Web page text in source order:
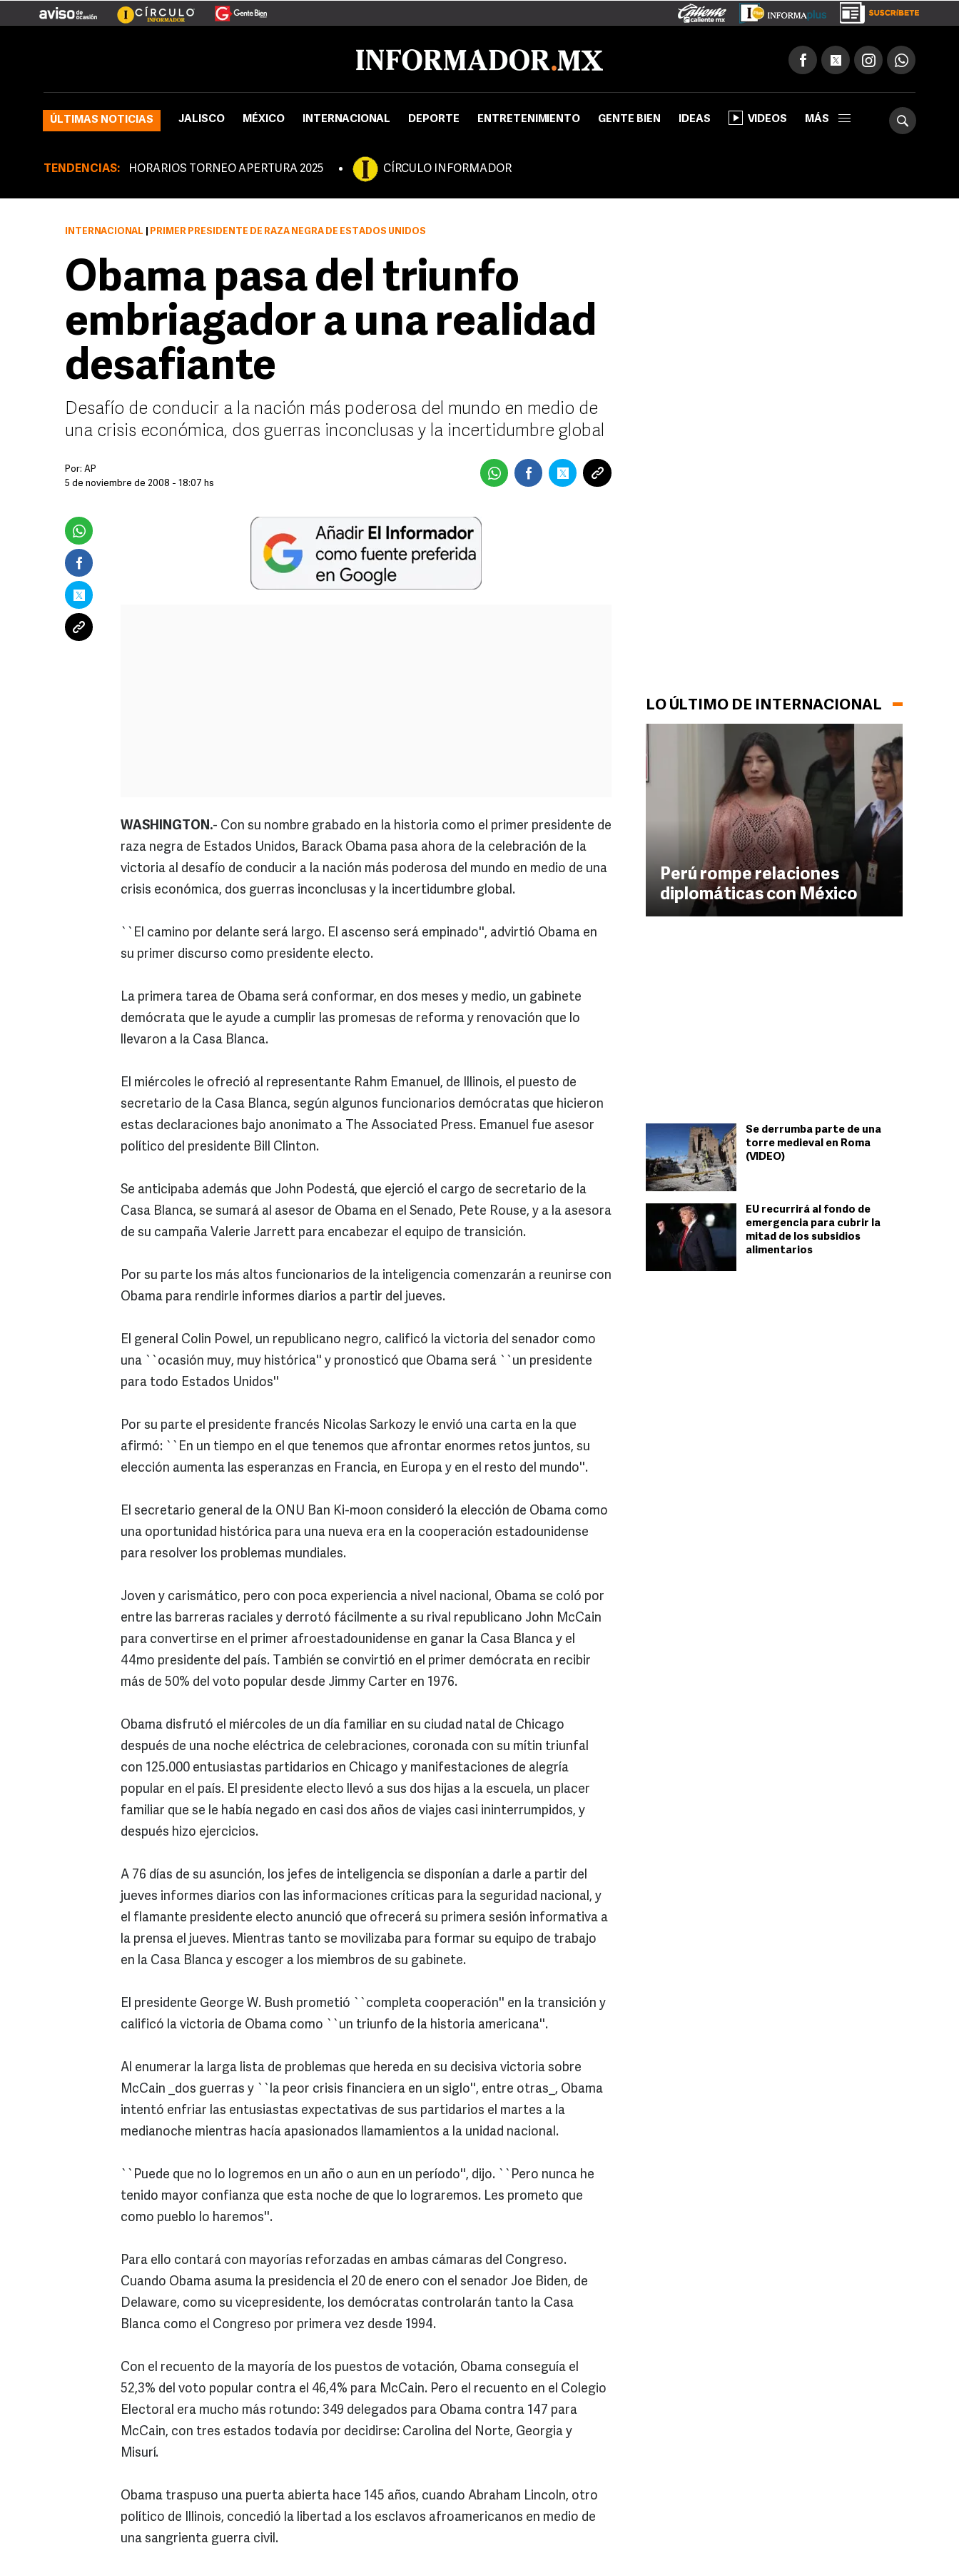
ÚLTIMAS NOTICIAS JALISCO MÉXICO INTERNACIONAL DEPORTE ENTRETENIMIENTO GENTE BIEN IDEAS VIDEOS MÁS
TENDENCIAS: HORARIOS TORNEO APERTURA 2025 CÍRCULO INFORMADOR
LO ÚLTIMO DE INTERNACIONAL
Perú rompe relaciones
diplomáticas con México
Se derrumba parte de una
torre medieval en Roma
(VIDEO)
EU recurrirá al fondo de
emergencia para cubrir la
mitad de los subsidios
alimentarios
INTERNACIONAL PRIMER PRESIDENTE DE RAZA NEGRA DE ESTADOS UNIDOS
Obama pasa del triunfo
embriagador a una realidad
desafiante
Desafío de conducir a la nación más poderosa del mundo en medio de
una crisis económica, dos guerras inconclusas y la incertidumbre global
Por: AP
5 de noviembre de 2008 - 18:07 hs
WASHINGTON.- Con su nombre grabado en la historia como el primer presidente de
raza negra de Estados Unidos, Barack Obama pasa ahora de la celebración de la
victoria al desafío de conducir a la nación más poderosa del mundo en medio de una
crisis económica, dos guerras inconclusas y la incertidumbre global.
``El camino por delante será largo. El ascenso será empinado'', advirtió Obama en
su primer discurso como presidente electo.
La primera tarea de Obama será conformar, en dos meses y medio, un gabinete
demócrata que le ayude a cumplir las promesas de reforma y renovación que lo
llevaron a la Casa Blanca.
El miércoles le ofreció al representante Rahm Emanuel, de Illinois, el puesto de
secretario de la Casa Blanca, según algunos funcionarios demócratas que hicieron
estas declaraciones bajo anonimato a The Associated Press. Emanuel fue asesor
político del presidente Bill Clinton.
Se anticipaba además que John Podestá, que ejerció el cargo de secretario de la
Casa Blanca, se sumará al asesor de Obama en el Senado, Pete Rouse, y a la asesora
de su campaña Valerie Jarrett para encabezar el equipo de transición.
Por su parte los más altos funcionarios de la inteligencia comenzarán a reunirse con
Obama para rendirle informes diarios a partir del jueves.
El general Colin Powel, un republicano negro, calificó la victoria del senador como
una ``ocasión muy, muy histórica'' y pronosticó que Obama será ``un presidente
para todo Estados Unidos''
Por su parte el presidente francés Nicolas Sarkozy le envió una carta en la que
afirmó: ``En un tiempo en el que tenemos que afrontar enormes retos juntos, su
elección aumenta las esperanzas en Francia, en Europa y en el resto del mundo''.
El secretario general de la ONU Ban Ki-moon consideró la elección de Obama como
una oportunidad histórica para una nueva era en la cooperación estadounidense
para resolver los problemas mundiales.
Joven y carismático, pero con poca experiencia a nivel nacional, Obama se coló por
entre las barreras raciales y derrotó fácilmente a su rival republicano John McCain
para convertirse en el primer afroestadounidense en ganar la Casa Blanca y el
44mo presidente del país. También se convirtió en el primer demócrata en recibir
más de 50% del voto popular desde Jimmy Carter en 1976.
Obama disfrutó el miércoles de un día familiar en su ciudad natal de Chicago
después de una noche eléctrica de celebraciones, coronada con su mítin triunfal
con 125.000 entusiastas partidarios en Chicago y manifestaciones de alegría
popular en el país. El presidente electo llevó a sus dos hijas a la escuela, un placer
familiar que se le había negado en casi dos años de viajes casi ininterrumpidos, y
después hizo ejercicios.
A 76 días de su asunción, los jefes de inteligencia se disponían a darle a partir del
jueves informes diarios con las informaciones críticas para la seguridad nacional, y
el flamante presidente electo anunció que ofrecerá su primera sesión informativa a
la prensa el jueves. Mientras tanto se movilizaba para formar su equipo de trabajo
en la Casa Blanca y escoger a los miembros de su gabinete.
El presidente George W. Bush prometió ``completa cooperación'' en la transición y
calificó la victoria de Obama como ``un triunfo de la historia americana''.
Al enumerar la larga lista de problemas que hereda en su decisiva victoria sobre
McCain _dos guerras y ``la peor crisis financiera en un siglo'', entre otras_, Obama
intentó enfriar las entusiastas expectativas de sus partidarios el martes a la
medianoche mientras hacía apasionados llamamientos a la unidad nacional.
``Puede que no lo logremos en un año o aun en un período'', dijo. ``Pero nunca he
tenido mayor confianza que esta noche de que lo lograremos. Les prometo que
como pueblo lo haremos''.
Para ello contará con mayorías reforzadas en ambas cámaras del Congreso.
Cuando Obama asuma la presidencia el 20 de enero con el senador Joe Biden, de
Delaware, como su vicepresidente, los demócratas controlarán tanto la Casa
Blanca como el Congreso por primera vez desde 1994.
Con el recuento de la mayoría de los puestos de votación, Obama conseguía el
52,3% del voto popular contra el 46,4% para McCain. Pero el recuento en el Colegio
Electoral era mucho más rotundo: 349 delegados para Obama contra 147 para
McCain, con tres estados todavía por decidirse: Carolina del Norte, Georgia y
Misurí.
Obama traspuso una puerta abierta hace 145 años, cuando Abraham Lincoln, otro
político de Illinois, concedió la libertad a los esclavos afroamericanos en medio de
una sangrienta guerra civil.